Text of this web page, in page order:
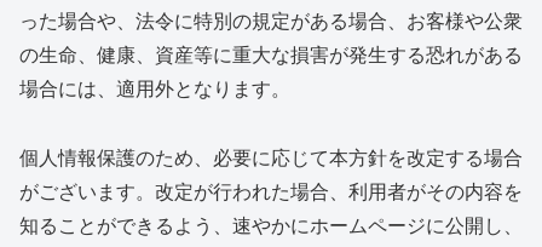
った場合や、法令に特別の規定がある場合、お客様や公衆
の生命、健康、資産等に重大な損害が発生する恐れがある
場合には、適用外となります。
個人情報保護のため、必要に応じて本方針を改定する場合
がございます。改定が行われた場合、利用者がその内容を
知ることができるよう、速やかにホームページに公開し、